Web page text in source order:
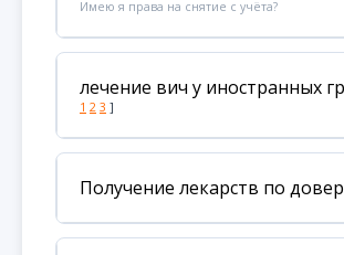
Имею я права на снятие с учёта?
лечение вич у иностранных
1 2 3 ]
Получение лекарств по